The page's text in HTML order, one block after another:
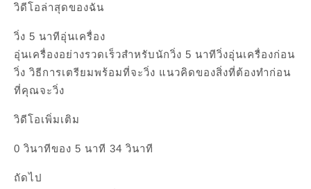
วิดีโอล่าสุดของฉัน
วิ่ง 5 นาทีอุ่นเครื่อง
อุ่นเครื่องอย่างรวดเร็วสำหรับนักวิ่ง 5 นาทีวิ่งอุ่นเครื่องก่อน
วิ่ง วิธีการเตรียมพร้อมที่จะวิ่ง แนวคิดของสิ่งที่ต้องทำก่อน
ที่คุณจะวิ่ง
วิดีโอเพิ่มเติม
0 วินาทีของ 5 นาที 34 วินาที
ถัดไป